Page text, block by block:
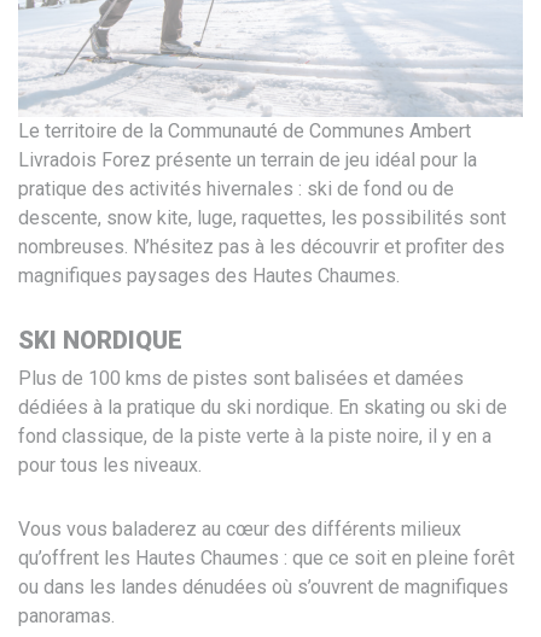
Le territoire de la Communauté de Communes Ambert
Livradois Forez présente un terrain de jeu idéal pour la
pratique des activités hivernales : ski de fond ou de
descente, snow kite, luge, raquettes, les possibilités sont
nombreuses. N’hésitez pas à les découvrir et profiter des
magnifiques paysages des Hautes Chaumes.
SKI NORDIQUE
Plus de 100 kms de pistes sont balisées et damées
dédiées à la pratique du ski nordique. En skating ou ski de
fond classique, de la piste verte à la piste noire, il y en a
pour tous les niveaux.
Vous vous baladerez au cœur des différents milieux
qu’offrent les Hautes Chaumes : que ce soit en pleine forêt
ou dans les landes dénudées où s’ouvrent de magnifiques
panoramas.